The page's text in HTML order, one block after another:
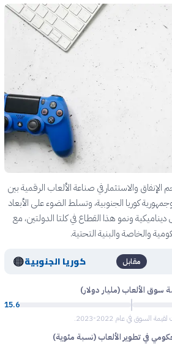
والاستثمار في صناعة الألعاب الرقمية بين
كوريا الجنوبية، وتسلط الضوء على الأبعاد
ونمو هذا القطاع في كلتا الدولتين، مع
والخاصة والبنية التحتية.
مقابل كوريا الجنوبية🟠
سوق الألعاب (مليار دولار)
15.6
السوق في عام 2022-2023.
في تطوير الألعاب (نسبة مئوية)